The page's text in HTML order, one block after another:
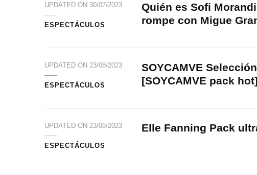
UPDATED ON 30/07/2023
ESPECTÁCULOS
Quién es Sofi
rompe con Migue
UPDATED ON 23/08/2023
ESPECTÁCULOS
SOYCAMVE
[SOYCAMVE pack hot]
UPDATED ON 23/08/2023
ESPECTÁCULOS
Elle Fanning Pack